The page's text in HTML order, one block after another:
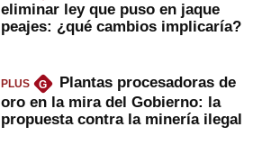
eliminar ley que puso en jaque
peajes: ¿qué cambios implicaría?
PLUS G
Plantas procesadoras de
oro en la mira del Gobierno: la
propuesta contra la minería ilegal